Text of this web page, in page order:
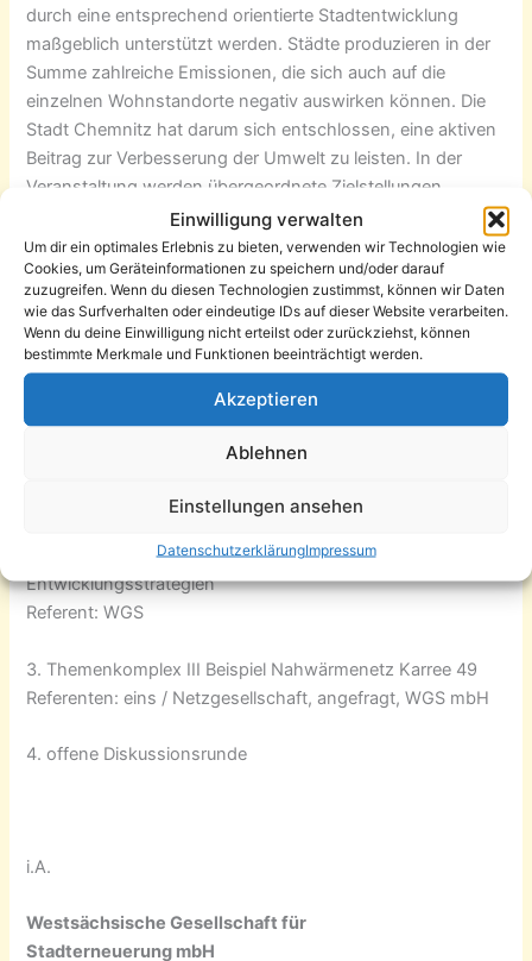
Einwilligung verwalten
Um dir ein optimales Erlebnis zu bieten, verwenden wir Technologien wie
Cookies, um Geräteinformationen zu speichern und/oder darauf
zuzugreifen. Wenn du diesen Technologien zustimmst, können wir Daten
wie das Surfverhalten oder eindeutige IDs auf dieser Website verarbeiten.
Wenn du deine Einwilligung nicht erteilst oder zurückziehst, können
bestimmte Merkmale und Funktionen beeinträchtigt werden.
Akzeptieren
Ablehnen
Einstellungen ansehen
DatenschutzerklärungImpressum
durch eine entsprechend orientierte Stadtentwicklung
maßgeblich unterstützt werden. Städte produzieren in der
Summe zahlreiche Emissionen, die sich auch auf die
einzelnen Wohnstandorte negativ auswirken können. Die
Stadt Chemnitz hat darum sich entschlossen, eine aktiven
Beitrag zur Verbesserung der Umwelt zu leisten. In der
Veranstaltung werden übergeordnete Zielstellungen
erläutert und wie diese mit Hilfe von bereitstehenden
Förderprogrammen umgesetzt werden sollen. Es wird
aufgezeigt, wie sich die Stadt Chemnitz im Bereich des
Sonnenberges mit der Thematik befasst. Als praktisches
Beispiel soll die Konzeption des Nahwärmenetzes im
Karree 49 vorgestellt werden.
Referent: Herr Herrmann
2. Themenkomplex II Städtebauliche
Entwicklungsstrategien
Referent: WGS
3. Themenkomplex III Beispiel Nahwärmenetz Karree 49
Referenten: eins / Netzgesellschaft, angefragt, WGS mbH
4. offene Diskussionsrunde
i.A.
Westsächsische Gesellschaft für
Stadterneuerung mbH